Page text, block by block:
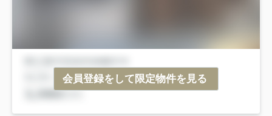
会員登録をして限定物件を見る